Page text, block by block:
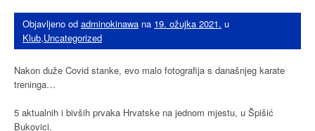
Objavljeno od adminokinawa na 19. ožujka 2021. u
Klub,Uncategorized
Nakon duže Covid stanke, evo malo fotografija s današnjeg karate
treninga…
5 aktualnih i bivših prvaka Hrvatske na jednom mjestu, u Špišić
Bukovici.